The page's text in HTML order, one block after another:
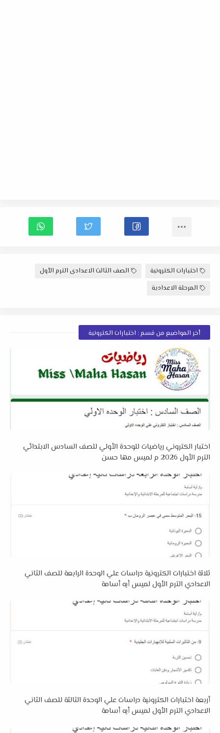
اختبارات الكترونية
الصف الثالث الاعدادى الترم الأول
المرحلة الاعدادية
أخر المواضيع من قسم : اختبارات الكترونية
اختبار الكتروني رياضيات للوحدة الأولي للصف السادس الابتدائي
الترم الأول 2026 م لميس مها حسن
ثلاثة اختبارات الكترونية دراسات علي الوحدة الرابعة للصف الثاني
الاعدادي الترم الأول لميس أيه أسامة
أربعة اختبارات الكترونية دراسات علي الوحدة الثالثة للصف الثاني
الاعدادي الترم الأول لميس أيه أسامة